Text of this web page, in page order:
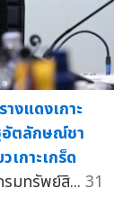
งแดงเกาะ
อัตลักษณ์ชา
กาะเกร็ด
มทรัพย์สิ... 31